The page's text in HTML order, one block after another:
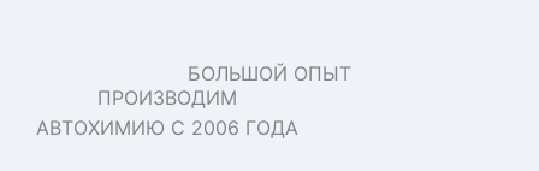
БОЛЬШОЙ ОПЫТ
ПРОИЗВОДИМ
АВТОХИМИЮ С 2006 ГОДА